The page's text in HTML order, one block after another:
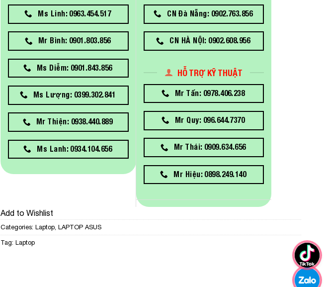
Ms Linh: 0963.454.517
Mr Bình: 0901.803.856
Ms Diễm: 0901.843.856
Ms Lượng: 0399.302.841
Mr Thiện: 0938.440.889
Ms Lanh: 0934.104.656
CN Đà Nẵng: 0902.763.856
CN HÀ NỘI: 0902.608.956
HỖ TRỢ KỸ THUẬT
Mr Tấn: 0978.406.238
Mr Quy: 096.644.7370
Mr Thái: 0909.634.656
Mr Hiệu: 0898.249.140
Add to Wishlist
Categories: Laptop LAPTOP ASUS
Tag: Laptop